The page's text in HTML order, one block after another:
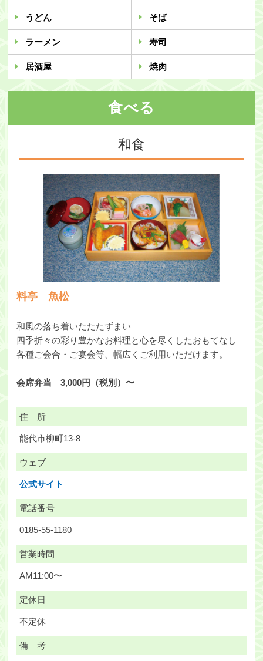
うどん そば
ラーメン 寿司
居酒屋 焼肉
食べる
和食
料亭 魚松
和風の落ち着いたたたずまい
四季折々の彩り豊かなお料理と心を尽くしたおもてなし
各種ご会合・ご宴会等、幅広くご利用いただけます。
会席弁当 3,000円（税別）〜
住 所
能代市柳町13-8
ウェブ
公式サイト
電話番号
0185-55-1180
営業時間
AM11:00〜
定休日
不定休
備 考